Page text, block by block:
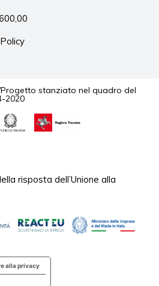
Progetto stanziato nel quadro del
2020
risposta dell’Unione alla
alla privacy